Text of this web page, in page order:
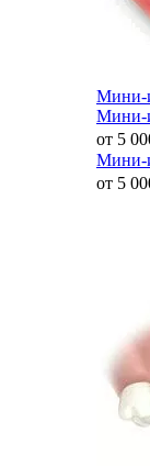
Мини-
Мини-
от 5
Мини-
от 5